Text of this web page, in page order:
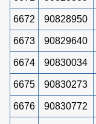
6672 90828950
6673 90829640
6674 90830034
6675 90830273
6676 90830772